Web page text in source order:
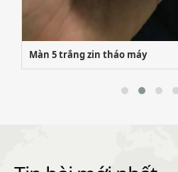
Samsung s7e có hàng thay liền